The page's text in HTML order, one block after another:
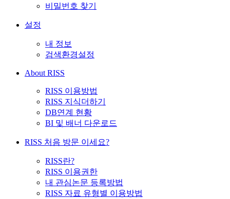
비밀번호 찾기
설정
내 정보
검색환경설정
About RISS
RISS 이용방법
RISS 지식더하기
DB연계 현황
BI 및 배너 다운로드
RISS 처음 방문 이세요?
RISS란?
RISS 이용권한
내 관심논문 등록방법
RISS 자료 유형별 이용방법